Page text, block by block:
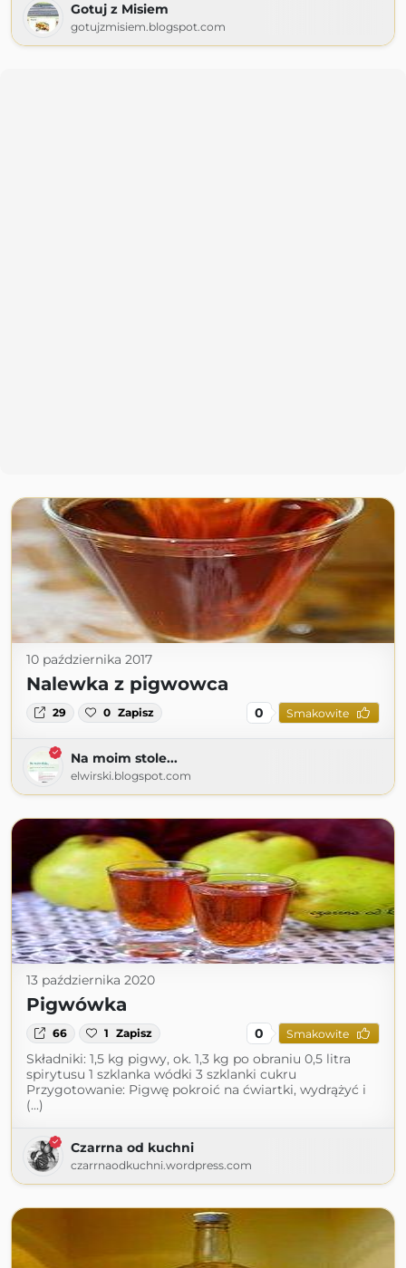
Gotuj z Misiem
gotujzmisiem.blogspot.com
10 października 2017
Nalewka z pigwowca
29 0 Zapisz 0 Smakowite
Na moim stole...
elwirski.blogspot.com
13 października 2020
Pigwówka
66 1 Zapisz 0 Smakowite
Składniki: 1,5 kg pigwy, ok. 1,3 kg po obraniu 0,5 litra
spirytusu 1 szklanka wódki 3 szklanki cukru
Przygotowanie: Pigwę pokroić na ćwiartki, wydrążyć i
(...)
Czarrna od kuchni
czarrnaodkuchni.wordpress.com